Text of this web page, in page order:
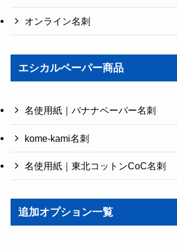
オンライン名刺
エシカルペーパー商品
名使用紙｜バナナペーパー名刺
kome-kami名刺
名使用紙｜東北コットンCoC名刺
追加オプション一覧